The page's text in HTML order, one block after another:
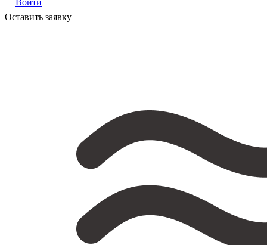
Войти
Оставить заявку